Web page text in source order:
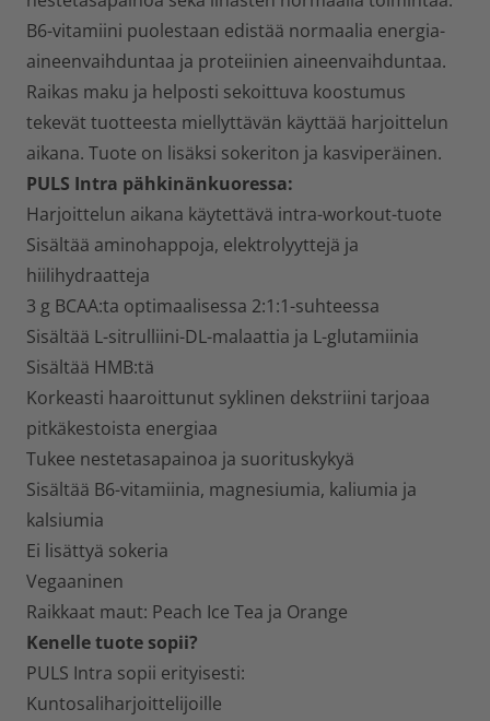
B6-vitamiini puolestaan edistää normaalia energia-
aineenvaihduntaa ja proteiinien aineenvaihduntaa.
Raikas maku ja helposti sekoittuva koostumus
tekevät tuotteesta miellyttävän käyttää harjoittelun
aikana. Tuote on lisäksi sokeriton ja kasviperäinen.
PULS Intra pähkinänkuoressa:
Harjoittelun aikana käytettävä intra-workout-tuote
Sisältää aminohappoja, elektrolyyttejä ja
hiilihydraatteja
3 g BCAA:ta optimaalisessa 2:1:1-suhteessa
Sisältää L-sitrulliini-DL-malaattia ja L-glutamiinia
Sisältää HMB:tä
Korkeasti haaroittunut syklinen dekstriini tarjoaa
pitkäkestoista energiaa
Tukee nestetasapainoa ja suorituskykyä
Sisältää B6-vitamiinia, magnesiumia, kaliumia ja
kalsiumia
Ei lisättyä sokeria
Vegaaninen
Raikkaat maut: Peach Ice Tea ja Orange
Kenelle tuote sopii?
PULS Intra sopii erityisesti:
Kuntosaliharjoittelijoille